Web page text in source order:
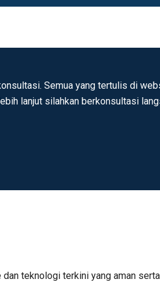
Semua yang tertulis di
lanjut silahkan berkonsultasi
dan teknologi terkini yang aman